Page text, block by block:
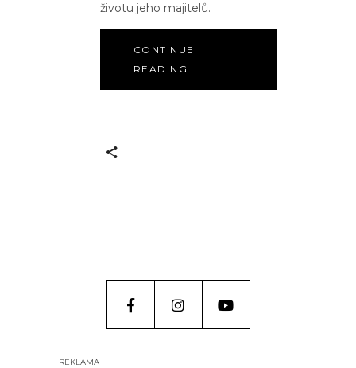
životu jeho majitelů.
CONTINUE
READING
REKLAMA